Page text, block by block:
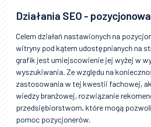
Działania SEO -
Celem działań nastawionych na
witryny pod kątem udostępnianych na
grafik jest umiejscowienie jej wyżej w
wyszukiwania. Ze względu na
zastosowania w tej kwestii fachowej,
wiedzy branżowej, rozwiązanie
przedsiębiorstwom, które mogą
pomoc pozycjonerów.